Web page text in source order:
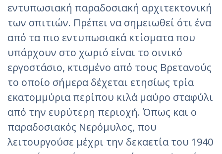
εντυπωσιακή παραδοσιακή αρχιτεκτονική
των σπιτιών. Πρέπει να σημειωθεί ότι ένα
από τα πιο εντυπωσιακά κτίσματα που
υπάρχουν στο χωριό είναι το οινικό
εργοστάσιο, κτισμένο από τους Βρετανούς
το οποίο σήμερα δέχεται ετησίως τρία
εκατομμύρια περίπου κιλά μαύρο σταφύλι
από την ευρύτερη περιοχή. Όπως και ο
παραδοσιακός Νερόμυλος, που
λειτουργούσε μέχρι την δεκαετία του 1940